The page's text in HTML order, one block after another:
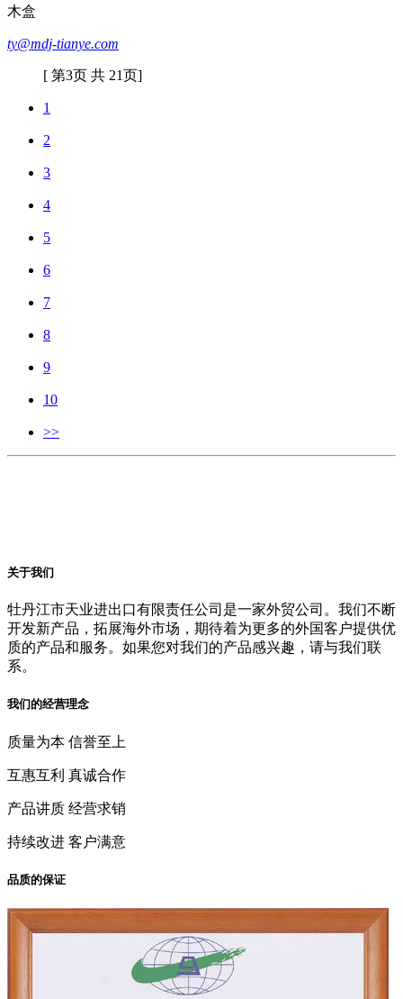
木盒
ty@mdj-tianye.com
[ 第3页 共 21页]
1
2
3
4
5
6
7
8
9
10
>>
关于我们
牡丹江市天业进出口有限责任公司是一家外贸公司。我们不断
开发新产品，拓展海外市场，期待着为更多的外国客户提供优
质的产品和服务。如果您对我们的产品感兴趣，请与我们联
系。
我们的经营理念
质量为本 信誉至上
互惠互利 真诚合作
产品讲质 经营求销
持续改进 客户满意
品质的保证